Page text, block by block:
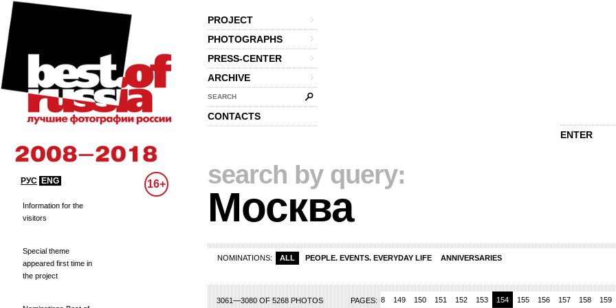
PROJECT
PHOTOGRAPHS
PRESS-CENTER
ARCHIVE
SEARCH
CONTACTS
ENTER
РУС ENG 16+
Information for the
visitors
Special theme
appeared first time in
the project
search by query:
Москва
NOMINATIONS: ALL PEOPLE. EVENTS. EVERYDAY LIFE ANNIVERSARIES
3061—3080 OF 5268 PHOTOS PAGES:
140 141 142 143 144 145 147 148 149 150 151 152 153 154 155 156 157 158 159